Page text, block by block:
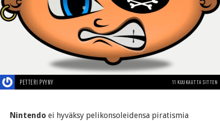
PETTERI PYYNY 11 KUUKAUTTA SITTEN
Nintendo ei hyväksy pelikonsoleidensa piratismia